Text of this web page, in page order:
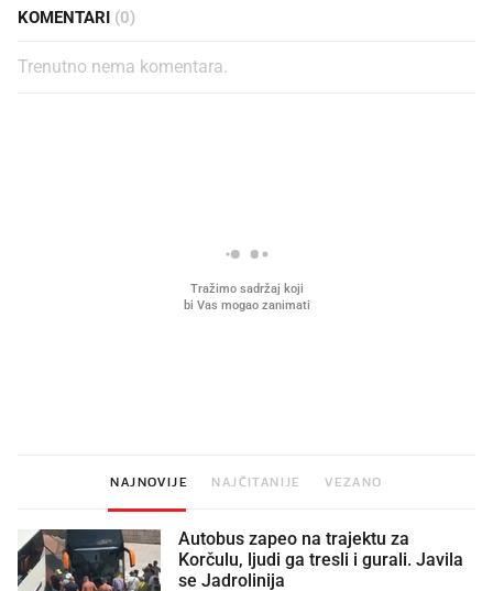
KOMENTARI (0)
Trenutno nema komentara.
NAJNOVIJE NAJČITANIJE VEZANO
Autobus zapeo na trajektu za
Korčulu, ljudi ga tresli i gurali. Javila
se Jadrolinija